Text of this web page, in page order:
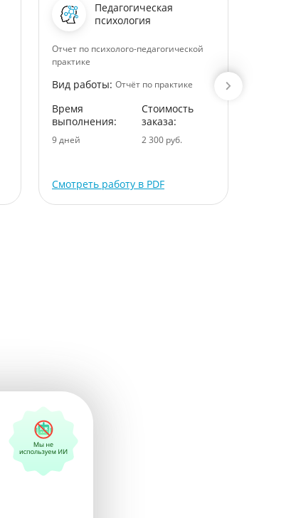
Педагогическая
психология
Отчет по психолого-педагогической
практике
Вид работы: Отчёт по практике
Время
выполнения:
9 дней
Стоимость
заказа:
2 300 руб.
Смотреть работу в PDF